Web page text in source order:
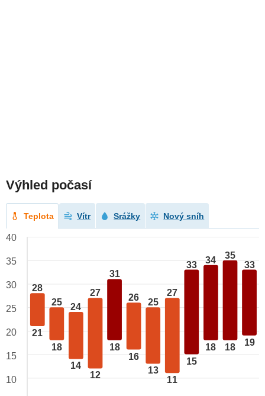
Výhled počasí
Teplota Vítr Srážky Nový sníh
28
21
25
18
24
14
27
12
31
18
26
16
25
13
27
11
33
15
34
18
35
18
33
19
40
35
30
25
20
15
10